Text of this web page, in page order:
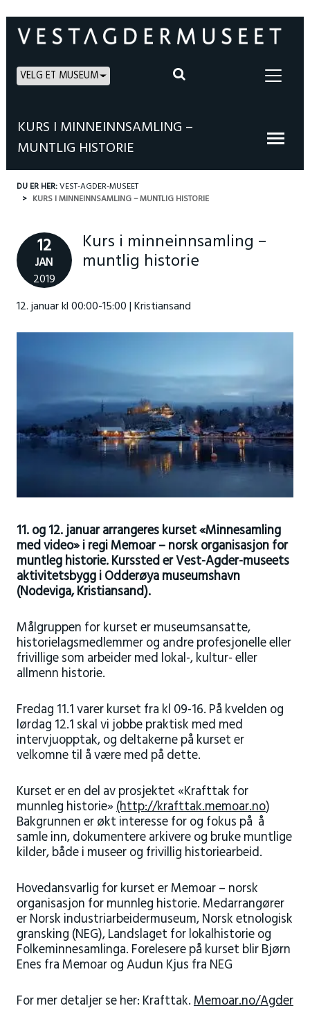
VELG ET MUSEUM
KURS I MINNEINNSAMLING –
MUNTLIG HISTORIE
DU ER HER:VEST-AGDER-MUSEET
KURS I MINNEINNSAMLING – MUNTLIG HISTORIE
12
JAN
2019
Kurs i minneinnsamling –
muntlig historie
12. januar kl 00:00-15:00 | Kristiansand
11. og 12. januar arrangeres kurset «Minnesamling
med video» i regi Memoar – norsk organisasjon for
muntleg historie. Kurssted er Vest-Agder-museets
aktivitetsbygg i Odderøya museumshavn
(Nodeviga, Kristiansand).
Målgruppen for kurset er museumsansatte,
historielagsmedlemmer og andre profesjonelle eller
frivillige som arbeider med lokal-, kultur- eller
allmenn historie.
Fredag 11.1 varer kurset fra kl 09-16. På kvelden og
lørdag 12.1 skal vi jobbe praktisk med med
intervjuopptak, og deltakerne på kurset er
velkomne til å være med på dette.
Kurset er en del av prosjektet «Krafttak for
munnleg historie»(http://krafttak.memoar.no)
Bakgrunnen er økt interesse for og fokus på å
samle inn, dokumentere arkivere og bruke muntlige
kilder, både i museer og frivillig historiearbeid.
Hovedansvarlig for kurset er Memoar – norsk
organisasjon for munnleg historie. Medarrangører
er Norsk industriarbeidermuseum, Norsk etnologisk
gransking (NEG), Landslaget for lokalhistorie og
Folkeminnesamlinga. Forelesere på kurset blir Bjørn
Enes fra Memoar og Audun Kjus fra NEG
For mer detaljer se her: Krafttak.Memoar.no/Agder